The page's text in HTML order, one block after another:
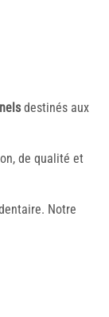
destinés aux
de qualité et
Notre